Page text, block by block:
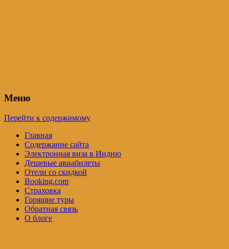
Меню
Перейти к содержимому
Главная
Содержание сайта
Электронная виза в Индию
Дешевые авиабилеты
Отели со скидкой
Booking.com
Страховка
Горящие туры
Обратная связь
О блоге